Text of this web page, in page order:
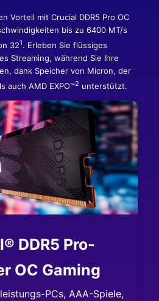
Vorteil mit Crucial DDR5 Pro OC
bis zu 6400 MT/s
321. Erleben Sie flüssiges
Streaming, während Sie Ihre
dank Speicher von Micron, der
auch AMD EXPO™2 unterstützt.
DDR5 Pro-
OC Gaming
PCs, AAA-Spiele,